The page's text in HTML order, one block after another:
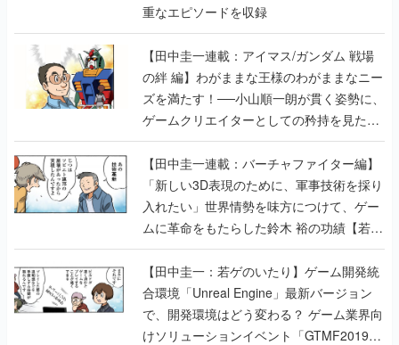
重なエピソードを収録
【田中圭一連載：アイマス/ガンダム 戦場
の絆 編】わがままな王様のわがままなニー
ズを満たす！──小山順一朗が貫く姿勢に、
ゲームクリエイターとしての矜持を見た
【若ゲのいたり最終回】
【田中圭一連載：バーチャファイター編】
「新しい3D表現のために、軍事技術を採り
入れたい」世界情勢を味方につけて、ゲー
ムに革命をもたらした鈴木 裕の功績【若ゲ
のいたり】
【田中圭一：若ゲのいたり】ゲーム開発統
合環境「Unreal Engine」最新バージョン
で、開発環境はどう変わる？ ゲーム業界向
けソリューションイベント「GTMF2019」